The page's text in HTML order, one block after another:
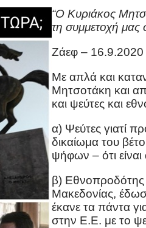
“Ο Κυριάκος
τη συμμετοχή μας
Ζάεφ – 16.9.2020
Με απλά και
Μητσοτάκη και
και ψεύτες και
α) Ψεύτες γιατί
δικαίωμα του
ψήφων – ότι
β) Εθνοπροδότης
Μακεδονίας,
έκανε τα πάντα
στην Ε.Ε. με το